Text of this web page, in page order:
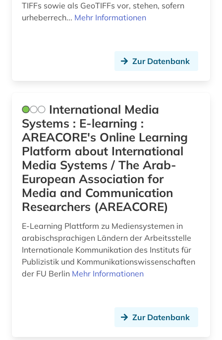
TIFFs sowie als GeoTIFFs vor, stehen, sofern
urheberrech... Mehr Informationen
Zur Datenbank
International Media
Systems : E-learning :
AREACORE's Online Learning
Platform about International
Media Systems / The Arab-
European Association for
Media and Communication
Researchers (AREACORE)
E-Learning Plattform zu Mediensystemen in
arabischsprachigen Ländern der Arbeitsstelle
Internationale Kommunikation des Instituts für
Publizistik und Kommunikationswissenschaften
der FU Berlin Mehr Informationen
Zur Datenbank